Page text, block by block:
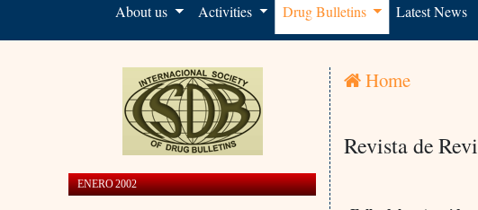
About us Activities Drug Bulletins Latest News
ENERO 2002
Home
Revista de